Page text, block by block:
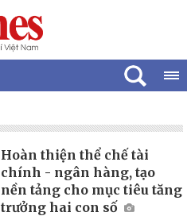
Hoàn thiện thể chế tài
chính - ngân hàng, tạo
nền tảng cho mục tiêu tăng
trưởng hai con số